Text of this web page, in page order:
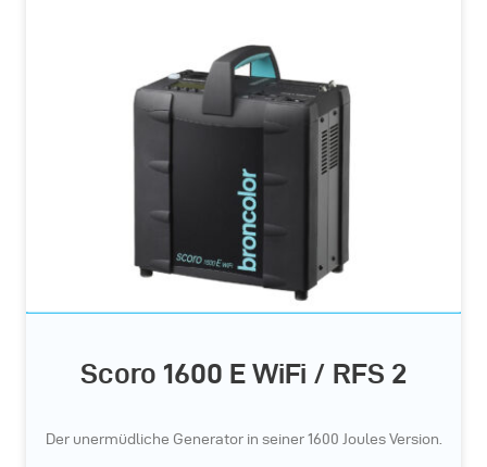
Scoro 1600 E WiFi / RFS 2
Der unermüdliche Generator in seiner 1600 Joules Version.